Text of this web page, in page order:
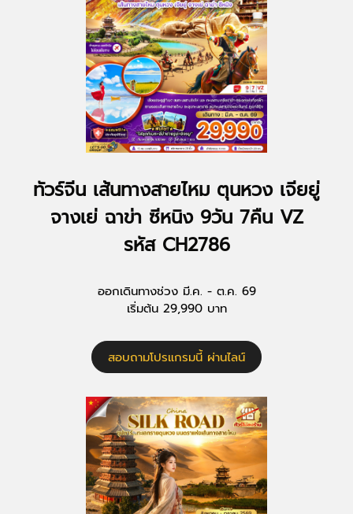
ทัวร์จีน เส้นทางสายไหม ตุนหวง เจียยู่
จางเย่ ฉาข่า ซีหนิง 9วัน 7คืน VZ
รหัส CH2786
ออกเดินทางช่วง มี.ค. - ต.ค. 69
เริ่มต้น 29,990 บาท
สอบถามโปรแกรมนี้ ผ่านไลน์